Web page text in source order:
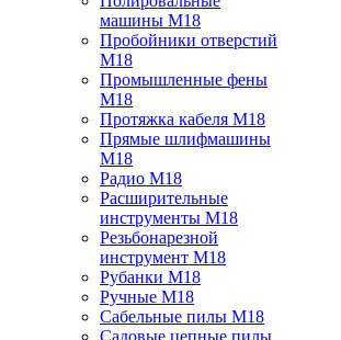
машины M18
Пробойники отверстий
M18
Промышленные фены
M18
Протяжка кабеля M18
Прямые шлифмашины
M18
Радио M18
Расширительные
инструменты M18
Резьбонарезной
инструмент M18
Рубанки M18
Ручные M18
Сабельные пилы M18
Садовые цепные пилы